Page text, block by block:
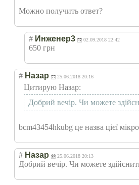
Можно получить ответ?
# Инженер3 02.09.2018 22:42
650 грн
# Назар 25.06.2018 20:16
Цитирую Назар:
Добрий вечір. Чи можете
bcm43454hkubg це назва цієї
# Назар 25.06.2018 20:13
Добрий вечір. Чи можете